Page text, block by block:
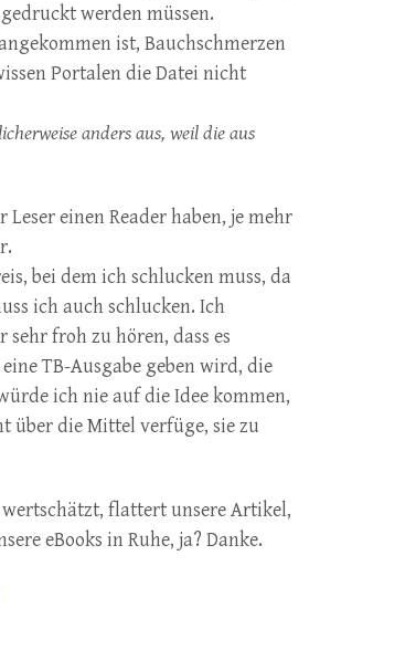
werden müssen.
ist, Bauchschmerzen
Portalen die Datei nicht
anders aus, weil die aus
einen Reader haben, je mehr
bei dem ich schlucken muss, da
ich auch schlucken. Ich
froh zu hören, dass es
TB-Ausgabe geben wird, die
ich nie auf die Idee kommen,
über die Mittel verfüge, sie zu
flattert unsere Artikel,
eBooks in Ruhe, ja? Danke.